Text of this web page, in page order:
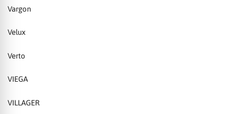
Vargon
Velux
Verto
VIEGA
VILLAGER